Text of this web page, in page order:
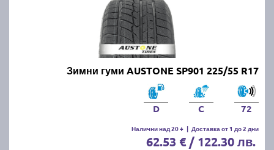
Зимни гуми AUSTONE SP901 225/55 R17
D C 72
Налични над 20 + | Доставка от 1 до 2 дни
62.53 € / 122.30 лв.